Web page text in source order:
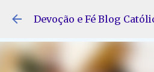
Pular para o
Devoção e Fé Blog